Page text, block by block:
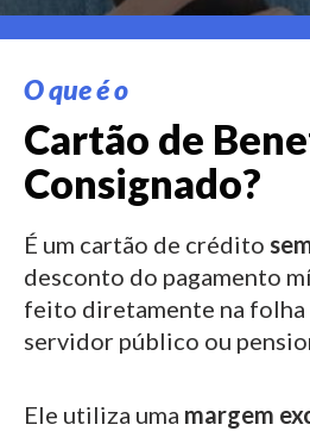
O que é o
Cartão de
Consignado?
É um cartão de crédito
desconto do pagamento
feito diretamente na folha
servidor público ou
Ele utiliza uma margem